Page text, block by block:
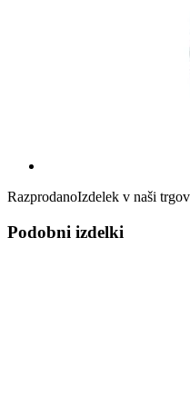
RazprodanoIzdelek v naši
Podobni izdelki